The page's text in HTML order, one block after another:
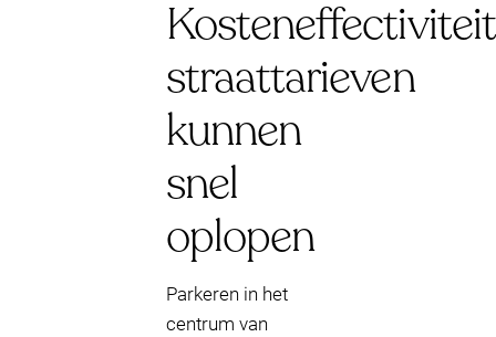
straattarieven
kunnen
snel
oplopen
Parkeren in het
centrum van